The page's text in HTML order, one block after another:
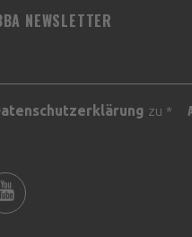
NEWSLETTER
zu *